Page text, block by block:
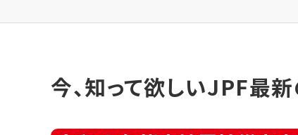
今、知って欲しいJPF最